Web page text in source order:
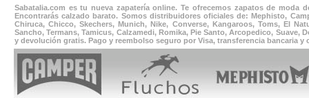
Sabatalia.com es tu nueva zapatería online. Te ofrecemos zapatos de moda
Encontrarás calzado barato. Somos distribuidores oficiales de: Mephisto,
Chiruca, Chicco, Skechers, Munich, Nike, Converse, Kangaroos, Toms, El
Sancho, Termans, Tamicus, Calzamedi, Romika, Pie Santo, Arcopedico,
y devolución gratis. Pago y reembolso seguro por Visa, transferencia bancaria y